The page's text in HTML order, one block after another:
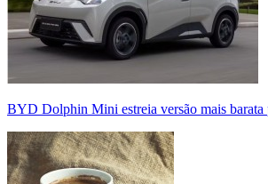
BYD Dolphin Mini estreia versão mais barata